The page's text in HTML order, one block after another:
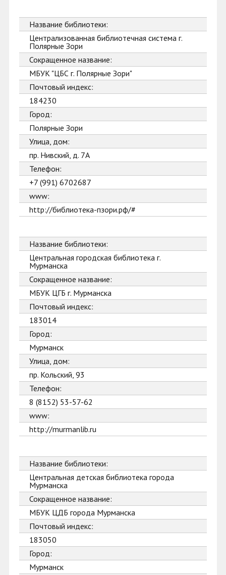
Название библиотеки:
Централизованная библиотечная система г.
Полярные Зори
Сокращенное название:
МБУК "ЦБС г. Полярные Зори"
Почтовый индекс:
184230
Город:
Полярные Зори
Улица, дом:
пр. Нивский, д. 7А
Телефон:
+7 (991) 6702687
www:
http://библиотека-пзори.рф/#
Название библиотеки:
Центральная городская библиотека г.
Мурманска
Сокращенное название:
МБУК ЦГБ г. Мурманска
Почтовый индекс:
183014
Город:
Мурманск
Улица, дом:
пр. Кольский, 93
Телефон:
8 (8152) 53-57-62
www:
http://murmanlib.ru
Название библиотеки:
Центральная детская библиотека города
Мурманска
Сокращенное название:
МБУК ЦДБ города Мурманска
Почтовый индекс:
183050
Город:
Мурманск